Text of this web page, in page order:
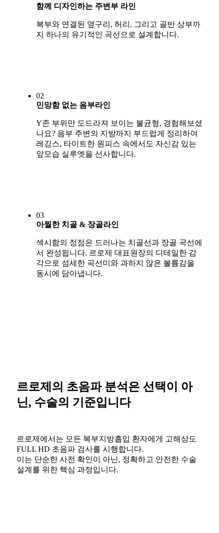
함께 디자인하는 주변부 라인
복부와 연결된 옆구리, 허리, 그리고 골반 상부까
지 하나의 유기적인 곡선으로 설계합니다.
02
민망함 없는 음부라인
Y존 부위만 도드라져 보이는 불균형, 경험해보셨
나요? 음부 주변의 지방까지 부드럽게 정리하여
레깅스, 타이트한 원피스 속에서도 자신감 있는
앞모습 실루엣을 선사합니다.
03
아찔한 치골 & 장골라인
섹시함의 정점은 드러나는 치골선과 장골 곡선에
서 완성됩니다. 르로제 대표원장의 디테일한 감
각으로 섬세한 곡선미와 과하지 않은 볼륨감을
동시에 담아냅니다.
르로제의 초음파 분석은 선택이 아
닌, 수술의 기준입니다
르로제에서는 모든 복부지방흡입 환자에게 고해상도
FULL HD 초음파 검사를 시행합니다.
이는 단순한 사전 확인이 아닌, 정확하고 안전한 수술
설계를 위한 핵심 과정입니다.